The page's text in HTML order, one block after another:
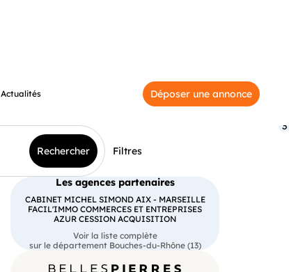
Actualités Déposer une annonce
Rechercher Filtres
3
Les agences partenaires
CABINET MICHEL SIMOND AIX - MARSEILLE
FACIL'IMMO COMMERCES ET ENTREPRISES
AZUR CESSION ACQUISITION
Voir la liste complète
sur le département Bouches-du-Rhône (13)